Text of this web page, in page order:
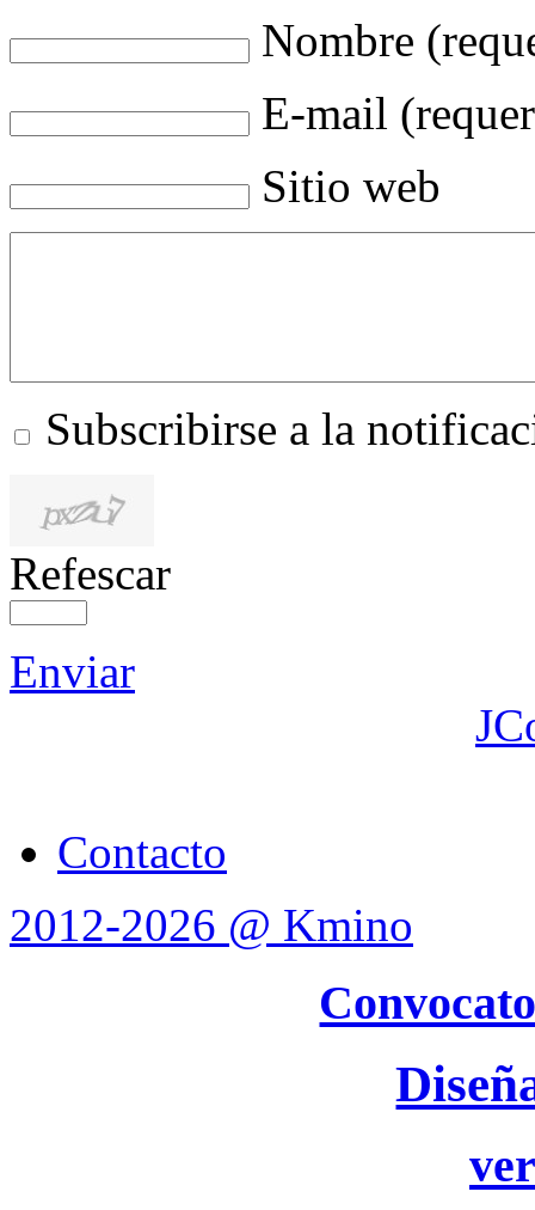
Nombre
E-mail
Sitio web
Subscribirse a la
Refescar
Enviar
Contacto
2012-2026 @ Kmino